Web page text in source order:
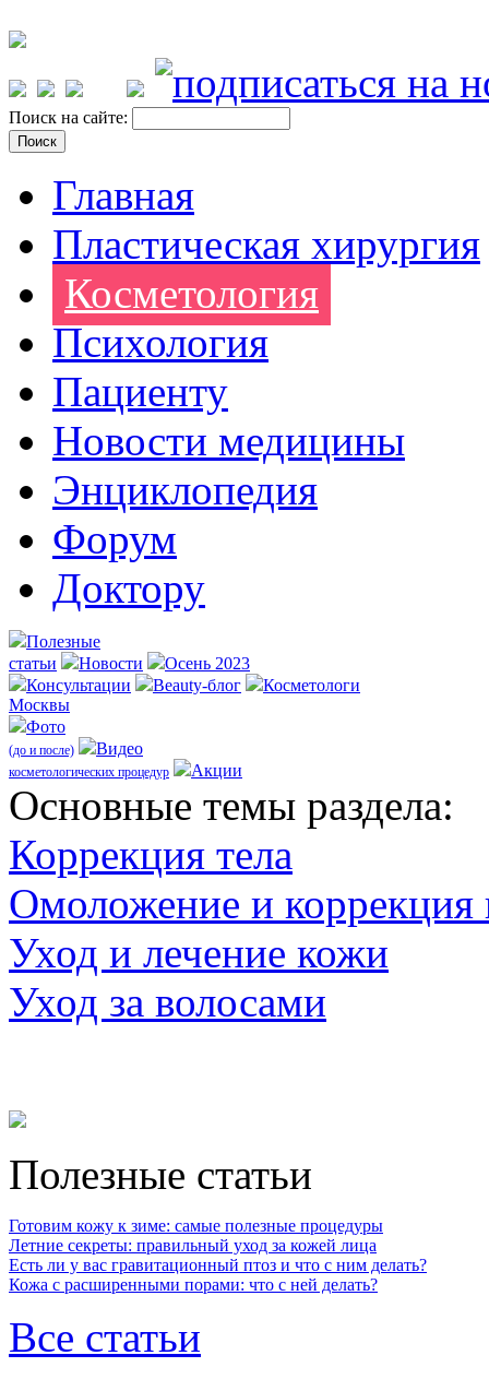
Поиск на сайте:
Главная
Пластическая хирургия
Косметология
Психология
Пациенту
Новости медицины
Энциклопедия
Форум
Доктору
Полезные
статьи
Новости
Осень 2023
Консультации
Beauty-блог
Косметологи
Москвы
Фото
(до и после) Видео
косметологических процедур Акции
Оcновные темы раздела:
Коррекция тела
Омоложение и коррекция
Уход и лечение кожи
Уход за волосами
Полезные статьи
Готовим кожу к зиме: самые полезные процедуры
Летние секреты: правильный уход за кожей лица
Есть ли у вас гравитационный птоз и что с ним делать?
Кожа с расширенными порами: что с ней делать?
Все статьи